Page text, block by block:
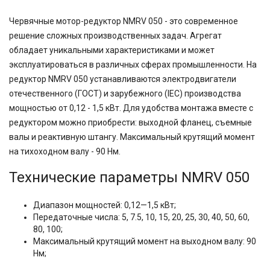
Червячные мотор-редуктор NMRV 050 - это современное
решение сложных производственных задач. Агрегат
обладает уникальными характеристиками и может
эксплуатироваться в различных сферах промышленности. На
редуктор NMRV 050 устанавливаются электродвигатели
отечественного (ГОСТ) и зарубежного (IEC) производства
мощностью от 0,12 - 1,5 кВт. Для удобства монтажа вместе с
редуктором можно приобрести: выходной фланец, съемные
валы и реактивную штангу. Максимальный крутящий момент
на тихоходном валу - 90 Нм.
Технические параметры NMRV 050
Диапазон мощностей: 0,12—1,5 кВт;
Передаточные числа: 5, 7.5, 10, 15, 20, 25, 30, 40, 50, 60,
80, 100;
Максимальный крутящий момент на выходном валу: 90
Нм;